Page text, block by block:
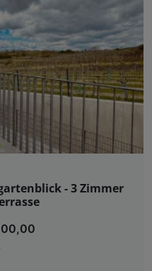
- 3 Zimmer